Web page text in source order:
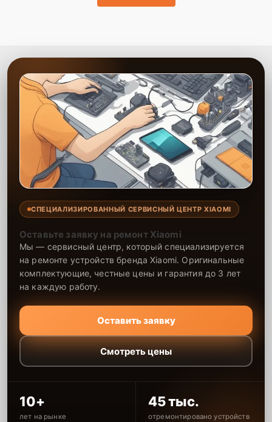
до 2-3 лет. Наши специалисты проводят ремонт эффективно и
СПЕЦИАЛИЗИРОВАННЫЙ СЕРВИСНЫЙ ЦЕНТР XIAOMI
Оставьте заявку на ремонт Xiaomi
Мы — сервисный центр, который специализируется
на ремонте устройств бренда Xiaomi. Оригинальные
комплектующие, честные цены и гарантия до 3 лет
на каждую работу.
Оставить заявку
Смотреть цены
10+
лет на рынке
45 тыс.
отремонтировано устройств